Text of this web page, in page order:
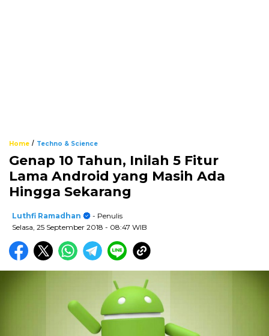
Home / Techno & Science
Genap 10 Tahun, Inilah 5 Fitur
Lama Android yang Masih Ada
Hingga Sekarang
Luthfi Ramadhan
- Penulis
Selasa, 25 September 2018 - 08:47 WIB